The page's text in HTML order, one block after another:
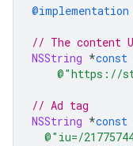
@implementation
// The content
NSString *const
@"https://
// Ad tag
NSString *const
@"iu=/